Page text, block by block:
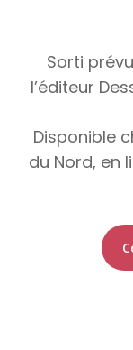
Sorti
l’éditeur
Disponible
du Nord, en